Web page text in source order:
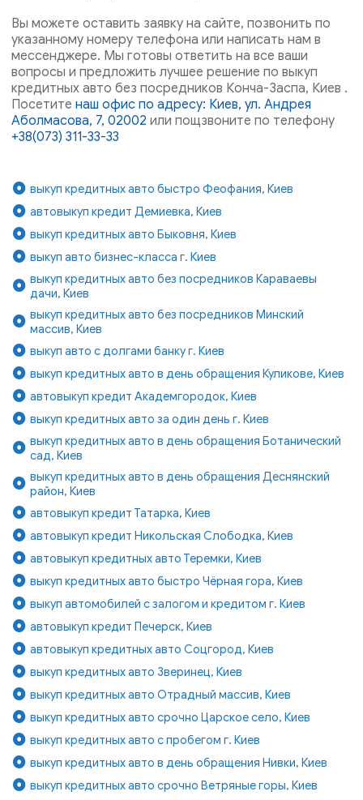
Вы можете оставить заявку на сайте, позвонить по
указанному номеру телефона или написать нам в
мессенджере. Мы готовы ответить на все ваши
вопросы и предложить лучшее решение по выкуп
кредитных авто без посредников Конча-Заспа, Киев .
Посетитенаш офис по адресу: Киев, ул. Андрея
Аболмасова, 7, 02002 или пощзвоните по телефону
+38(073) 311-33-33
выкуп кредитных авто быстро Феофания, Киев
автовыкуп кредит Демиевка, Киев
выкуп кредитных авто Быковня, Киев
выкуп авто бизнес-класса г. Киев
выкуп кредитных авто без посредников Караваевы
дачи, Киев
выкуп кредитных авто без посредников Минский
массив, Киев
выкуп авто с долгами банку г. Киев
выкуп кредитных авто в день обращения Куликове, Киев
автовыкуп кредит Академгородок, Киев
выкуп кредитных авто за один день г. Киев
выкуп кредитных авто в день обращения Ботанический
сад, Киев
выкуп кредитных авто в день обращения Деснянский
район, Киев
автовыкуп кредит Татарка, Киев
автовыкуп кредит Никольская Слободка, Киев
автовыкуп кредитных авто Теремки, Киев
выкуп кредитных авто быстро Чёрная гора, Киев
выкуп автомобилей с залогом и кредитом г. Киев
автовыкуп кредит Печерск, Киев
автовыкуп кредитных авто Соцгород, Киев
выкуп кредитных авто Зверинец, Киев
выкуп кредитных авто Отрадный массив, Киев
выкуп кредитных авто срочно Царское село, Киев
выкуп кредитных авто с пробегом г. Киев
выкуп кредитных авто в день обращения Нивки, Киев
выкуп кредитных авто срочно Ветряные горы, Киев